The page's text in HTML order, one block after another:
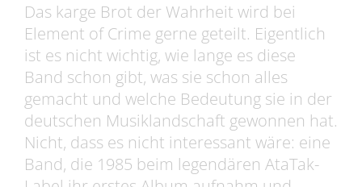
Das karge Brot der Wahrheit wird bei
Element of Crime gerne geteilt. Eigentlich
ist es nicht wichtig, wie lange es diese
Band schon gibt, was sie schon alles
gemacht und welche Bedeutung sie in der
deutschen Musiklandschaft gewonnen hat.
Nicht, dass es nicht interessant wäre: eine
Band, die 1985 beim legendären AtaTak-